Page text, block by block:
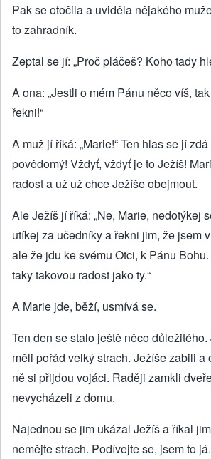
Pak se otočila a uviděla nějakého
to zahradník.
Zeptal se jí: „Proč pláčeš? Koho tady
A ona: „Jestli o mém Pánu něco víš,
řekni!“
A muž jí říká: „Marie!“ Ten hlas se jí
povědomý! Vždyť, vždyť je to Ježíš!
radost a už už chce Ježíše obejmout.
Ale Ježíš jí říká: „Ne, Marie, nedotýkej
utíkej za učedníky a řekni jim, že jsem
ale že jdu ke svému Otci, k Pánu
taky takovou radost jako ty.“
A Marie jde, běží, usmívá se.
Ten den se stalo ještě něco
měli pořád velký strach. Ježíše zabili a
ně si přijdou vojáci. Raději zamkli
nevycházeli z domu.
Najednou se jim ukázal Ježíš a říkal
nemějte strach. Podívejte se, jsem to